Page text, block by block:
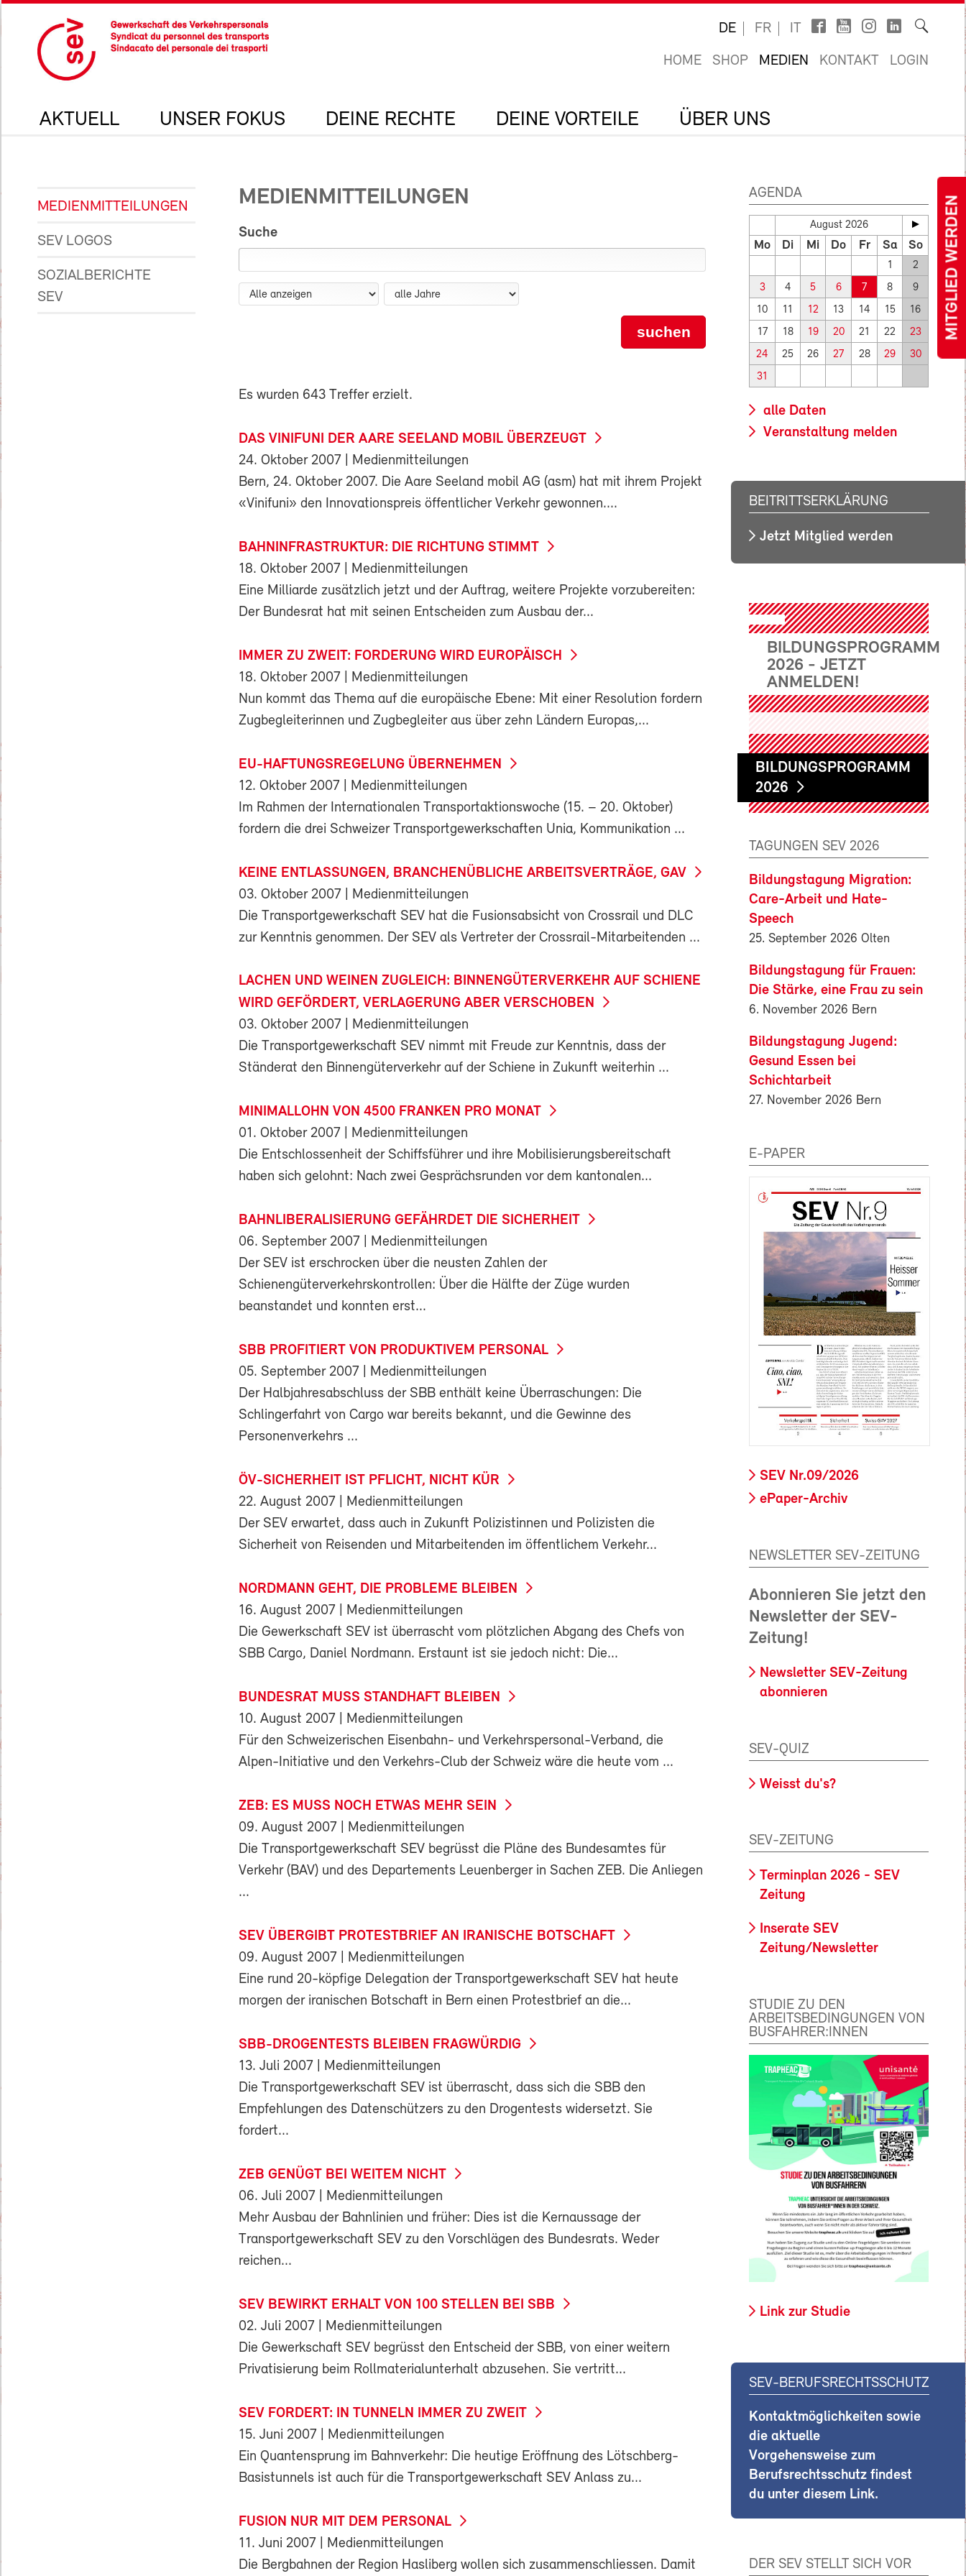
MITGLIED WERDEN
DE FR IT
HOME SHOP MEDIEN KONTAKT LOGIN
AKTUELL UNSER FOKUS DEINE RECHTE DEINE VORTEILE ÜBER UNS
MEDIENMITTEILUNGEN
SEV LOGOS
SOZIALBERICHTE
SEV
MEDIENMITTEILUNGEN
Suche
suchen
Es wurden 643 Treffer erzielt.
DAS VINIFUNI DER AARE SEELAND MOBIL ÜBERZEUGT
24. Oktober 2007 | Medienmitteilungen
Bern, 24. Oktober 2007. Die Aare Seeland mobil AG (asm) hat mit ihrem Projekt
«Vinifuni» den Innovationspreis öffentlicher Verkehr gewonnen....
BAHNINFRASTRUKTUR: DIE RICHTUNG STIMMT
18. Oktober 2007 | Medienmitteilungen
Eine Milliarde zusätzlich jetzt und der Auftrag, weitere Projekte vorzubereiten:
Der Bundesrat hat mit seinen Entscheiden zum Ausbau der...
IMMER ZU ZWEIT: FORDERUNG WIRD EUROPÄISCH
18. Oktober 2007 | Medienmitteilungen
Nun kommt das Thema auf die europäische Ebene: Mit einer Resolution fordern
Zugbegleiterinnen und Zugbegleiter aus über zehn Ländern Europas,...
EU-HAFTUNGSREGELUNG ÜBERNEHMEN
12. Oktober 2007 | Medienmitteilungen
Im Rahmen der Internationalen Transportaktionswoche (15. – 20. Oktober)
fordern die drei Schweizer Transportgewerkschaften Unia, Kommunikation ...
KEINE ENTLASSUNGEN, BRANCHENÜBLICHE ARBEITSVERTRÄGE, GAV
03. Oktober 2007 | Medienmitteilungen
Die Transportgewerkschaft SEV hat die Fusionsabsicht von Crossrail und DLC
zur Kenntnis genommen. Der SEV als Vertreter der Crossrail-Mitarbeitenden ...
LACHEN UND WEINEN ZUGLEICH: BINNENGÜTERVERKEHR AUF SCHIENE
WIRD GEFÖRDERT, VERLAGERUNG ABER VERSCHOBEN
03. Oktober 2007 | Medienmitteilungen
Die Transportgewerkschaft SEV nimmt mit Freude zur Kenntnis, dass der
Ständerat den Binnengüterverkehr auf der Schiene in Zukunft weiterhin ...
MINIMALLOHN VON 4500 FRANKEN PRO MONAT
01. Oktober 2007 | Medienmitteilungen
Die Entschlossenheit der Schiffsführer und ihre Mobilisierungsbereitschaft
haben sich gelohnt: Nach zwei Gesprächsrunden vor dem kantonalen...
BAHNLIBERALISIERUNG GEFÄHRDET DIE SICHERHEIT
06. September 2007 | Medienmitteilungen
Der SEV ist erschrocken über die neusten Zahlen der
Schienengüterverkehrskontrollen: Über die Hälfte der Züge wurden
beanstandet und konnten erst...
SBB PROFITIERT VON PRODUKTIVEM PERSONAL
05. September 2007 | Medienmitteilungen
Der Halbjahresabschluss der SBB enthält keine Überraschungen: Die
Schlingerfahrt von Cargo war bereits bekannt, und die Gewinne des
Personenverkehrs ...
ÖV-SICHERHEIT IST PFLICHT, NICHT KÜR
22. August 2007 | Medienmitteilungen
Der SEV erwartet, dass auch in Zukunft Polizistinnen und Polizisten die
Sicherheit von Reisenden und Mitarbeitenden im öffentlichem Verkehr...
NORDMANN GEHT, DIE PROBLEME BLEIBEN
16. August 2007 | Medienmitteilungen
Die Gewerkschaft SEV ist überrascht vom plötzlichen Abgang des Chefs von
SBB Cargo, Daniel Nordmann. Erstaunt ist sie jedoch nicht: Die...
BUNDESRAT MUSS STANDHAFT BLEIBEN
10. August 2007 | Medienmitteilungen
Für den Schweizerischen Eisenbahn- und Verkehrspersonal-Verband, die
Alpen-Initiative und den Verkehrs-Club der Schweiz wäre die heute vom ...
ZEB: ES MUSS NOCH ETWAS MEHR SEIN
09. August 2007 | Medienmitteilungen
Die Transportgewerkschaft SEV begrüsst die Pläne des Bundesamtes für
Verkehr (BAV) und des Departements Leuenberger in Sachen ZEB. Die Anliegen
...
SEV ÜBERGIBT PROTESTBRIEF AN IRANISCHE BOTSCHAFT
09. August 2007 | Medienmitteilungen
Eine rund 20-köpfige Delegation der Transportgewerkschaft SEV hat heute
morgen der iranischen Botschaft in Bern einen Protestbrief an die...
SBB-DROGENTESTS BLEIBEN FRAGWÜRDIG
13. Juli 2007 | Medienmitteilungen
Die Transportgewerkschaft SEV ist überrascht, dass sich die SBB den
Empfehlungen des Datenschützers zu den Drogentests widersetzt. Sie
fordert...
ZEB GENÜGT BEI WEITEM NICHT
06. Juli 2007 | Medienmitteilungen
Mehr Ausbau der Bahnlinien und früher: Dies ist die Kernaussage der
Transportgewerkschaft SEV zu den Vorschlägen des Bundesrats. Weder
reichen...
SEV BEWIRKT ERHALT VON 100 STELLEN BEI SBB
02. Juli 2007 | Medienmitteilungen
Die Gewerkschaft SEV begrüsst den Entscheid der SBB, von einer weitern
Privatisierung beim Rollmaterialunterhalt abzusehen. Sie vertritt...
SEV FORDERT: IN TUNNELN IMMER ZU ZWEIT
15. Juni 2007 | Medienmitteilungen
Ein Quantensprung im Bahnverkehr: Die heutige Eröffnung des Lötschberg-
Basistunnels ist auch für die Transportgewerkschaft SEV Anlass zu...
FUSION NUR MIT DEM PERSONAL
11. Juni 2007 | Medienmitteilungen
Die Bergbahnen der Region Hasliberg wollen sich zusammenschliessen. Damit
AGENDA
August 2026
Mo Di Mi Do Fr Sa So
1 2
3 4 5 6 7 8 9
10 11 12 13 14 15 16
17 18 19 20 21 22 23
24 25 26 27 28 29 30
31
alle Daten
Veranstaltung melden
BEITRITTSERKLÄRUNG
Jetzt Mitglied werden
BILDUNGSPROGRAMM
2026 - JETZT
ANMELDEN!
BILDUNGSPROGRAMM
2026
TAGUNGEN SEV 2026
Bildungstagung Migration:
Care-Arbeit und Hate-
Speech
25. September 2026 Olten
Bildungstagung für Frauen:
Die Stärke, eine Frau zu sein
6. November 2026 Bern
Bildungstagung Jugend:
Gesund Essen bei
Schichtarbeit
27. November 2026 Bern
E-PAPER
SEV Nr.09/2026
ePaper-Archiv
NEWSLETTER SEV-ZEITUNG
Abonnieren Sie jetzt den
Newsletter der SEV-
Zeitung!
Newsletter SEV-Zeitung
abonnieren
SEV-QUIZ
Weisst du's?
SEV-ZEITUNG
Terminplan 2026 - SEV
Zeitung
Inserate SEV
Zeitung/Newsletter
STUDIE ZU DEN
ARBEITSBEDINGUNGEN VON
BUSFAHRER:INNEN
Link zur Studie
SEV-BERUFSRECHTSSCHUTZ
Kontaktmöglichkeiten sowie
die aktuelle
Vorgehensweise zum
Berufsrechtsschutz findest
du unter diesem Link.
DER SEV STELLT SICH VOR